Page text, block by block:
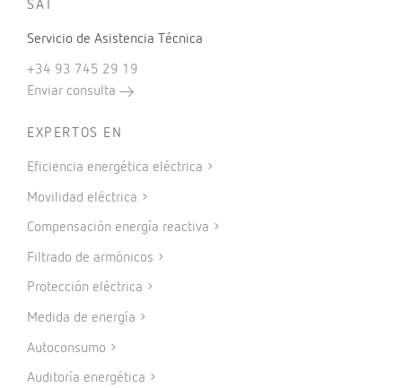
SAT
Servicio de Asistencia Técnica
+34 93 745 29 19
Enviar consulta
EXPERTOS EN
Eficiencia energética eléctrica
Movilidad eléctrica
Compensación energía reactiva
Filtrado de armónicos
Protección eléctrica
Medida de energía
Autoconsumo
Auditoría energética